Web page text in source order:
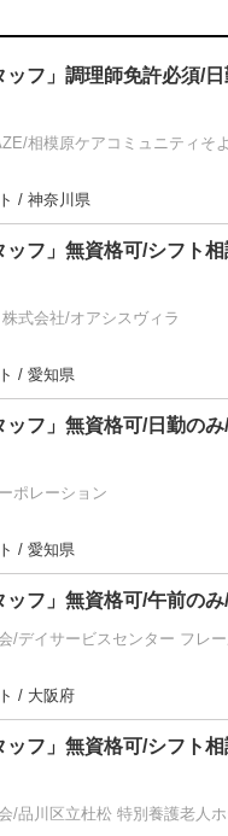
ッフ」調理師免許必須/
相模原ケアコミュニティそ
/ 神奈川県
ッフ」無資格可/シフト
式会社/オアシスヴィラ
/ 愛知県
ッフ」無資格可/日勤の
ポレーション
/ 愛知県
ッフ」無資格可/午前の
/デイサービスセンター フレ
/ 大阪府
ッフ」無資格可/シフト
/品川区立杜松 特別養護老人